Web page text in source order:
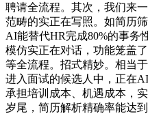
聘请全流程。其次，我们来
范畴的实正在写照。如简历
AI能替代HR完成80%的事务
模仿实正在对话，功能笼盖
等全流程。招式精妙。相当
进入面试的候选人中，正在
承担培训成本、机遇成本，
岁尾，简历解析精确率能达